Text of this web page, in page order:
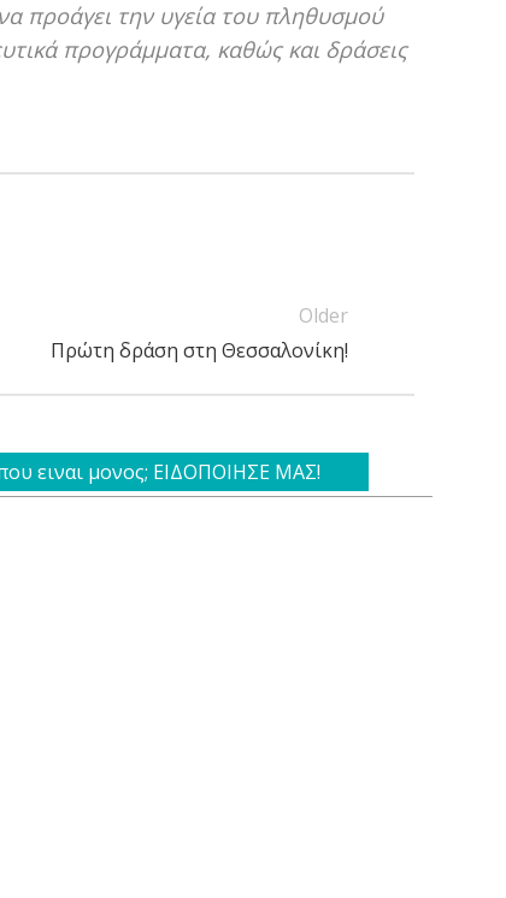
προάγει την υγεία του πληθυσμού
προγράμματα, καθώς και δράσεις
Older
Πρώτη δράση στη Θεσσαλονίκη!
ειναι μονος; ΕΙΔΟΠΟΙΗΣΕ ΜΑΣ!